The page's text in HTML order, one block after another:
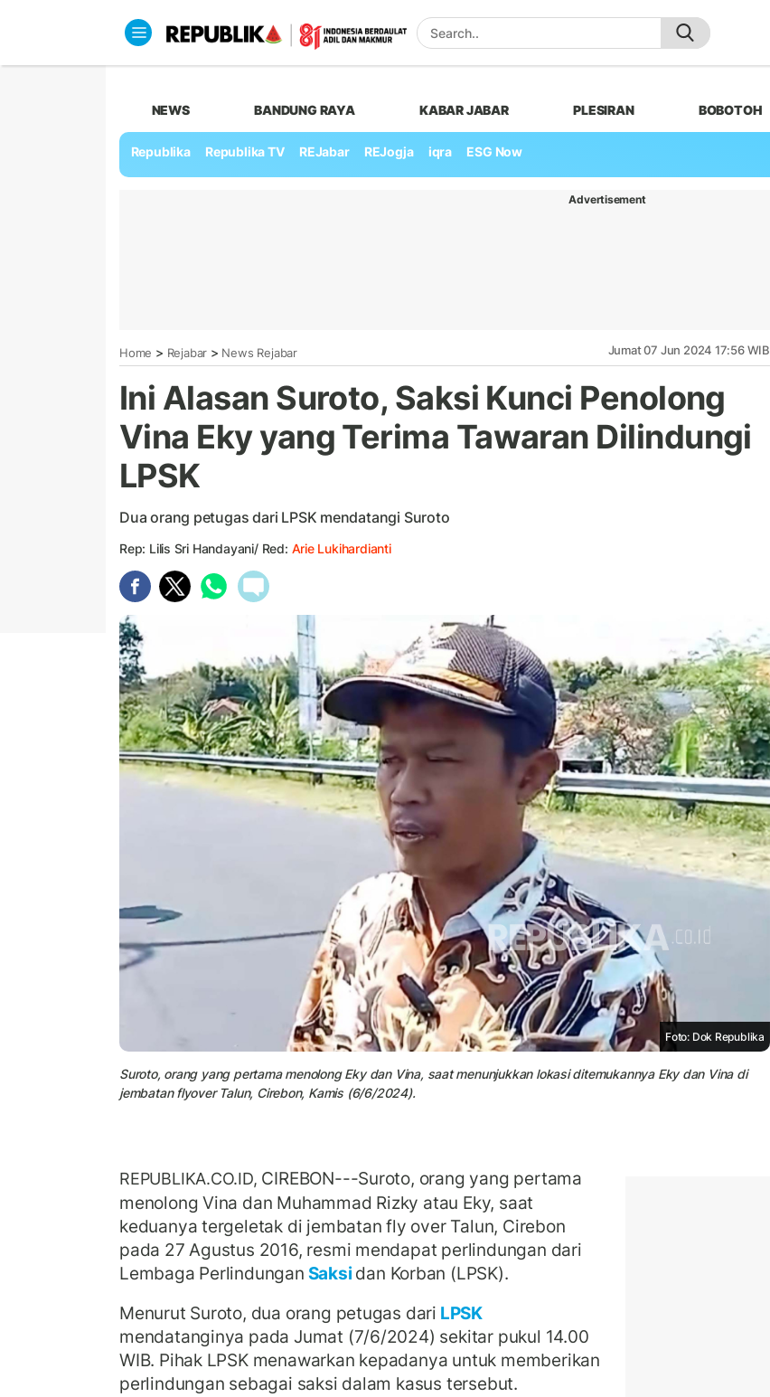
NEWS BANDUNG RAYA KABAR JABAR PLESIRAN BOBOTOH
Republika Republika TV REJabar REJogja iqra ESG Now
Advertisement
Home > Rejabar > News Rejabar Jumat 07 Jun 2024 17:56 WIB
Ini Alasan Suroto, Saksi Kunci Penolong
Vina Eky yang Terima Tawaran Dilindungi
LPSK
Dua orang petugas dari LPSK mendatangi Suroto
Rep: Lilis Sri Handayani/ Red: Arie Lukihardianti
Foto: Dok Republika
Suroto, orang yang pertama menolong Eky dan Vina, saat menunjukkan lokasi ditemukannya Eky dan Vina di
jembatan flyover Talun, Cirebon, Kamis (6/6/2024).
REPUBLIKA.CO.ID, CIREBON---Suroto, orang yang pertama
menolong Vina dan Muhammad Rizky atau Eky, saat
keduanya tergeletak di jembatan fly over Talun, Cirebon
pada 27 Agustus 2016, resmi mendapat perlindungan dari
Lembaga Perlindungan Saksi dan Korban (LPSK).
Menurut Suroto, dua orang petugas dari LPSK
mendatanginya pada Jumat (7/6/2024) sekitar pukul 14.00
WIB. Pihak LPSK menawarkan kepadanya untuk memberikan
perlindungan sebagai saksi dalam kasus tersebut.